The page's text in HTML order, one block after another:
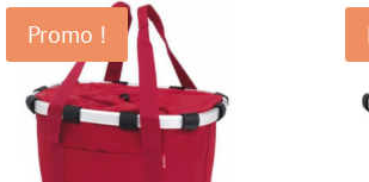
72,50 €.59,00 €.
Promo !